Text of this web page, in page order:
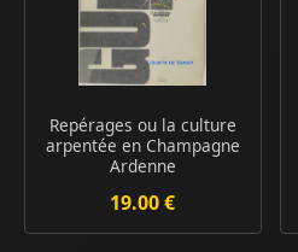
Repérages ou la culture
arpentée en Champagne
Ardenne
19.00 €